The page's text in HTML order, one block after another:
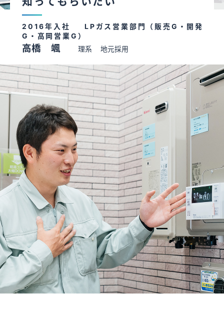
キャリア採用情報
27年卒はこちら
エントリーはマイナビより受け付けております。（サプラのみ）
28年卒はこちら
エントリーはマイナビより受け付けております。
2016年入社
LPガス営業部門（販売G・開発
G・高岡営業G）
高橋 颯 理系 地元採用